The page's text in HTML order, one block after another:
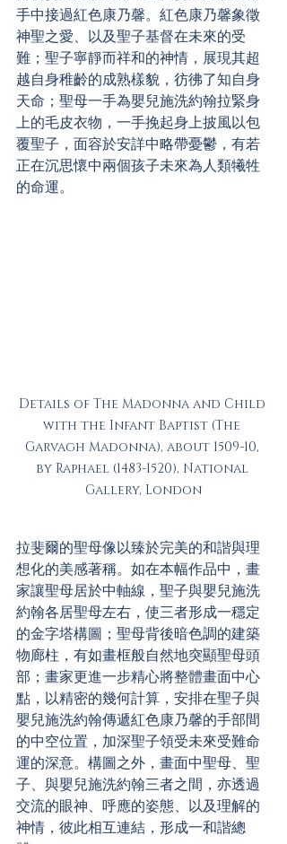
手中接過紅色康乃馨。紅色康乃馨象徵
神聖之愛、以及聖子基督在未來的受
難；聖子寧靜而祥和的神情，展現其超
越自身稚齡的成熟樣貌，彷彿了知自身
天命；聖母一手為嬰兒施洗約翰拉緊身
上的毛皮衣物，一手挽起身上披風以包
覆聖子，面容於安詳中略帶憂鬱，有若
正在沉思懷中兩個孩子未來為人類犧牲
的命運。
Details of The Madonna and Child
with the Infant Baptist (The
Garvagh Madonna), about 1509-10,
by Raphael (1483-1520), National
Gallery, London
拉斐爾的聖母像以臻於完美的和諧與理
想化的美感著稱。如在本幅作品中，畫
家讓聖母居於中軸線，聖子與嬰兒施洗
約翰各居聖母左右，使三者形成一穩定
的金字塔構圖；聖母背後暗色調的建築
物廊柱，有如畫框般自然地突顯聖母頭
部；畫家更進一步精心將整體畫面中心
點，以精密的幾何計算，安排在聖子與
嬰兒施洗約翰傳遞紅色康乃馨的手部間
的中空位置，加深聖子領受未來受難命
運的深意。構圖之外，畫面中聖母、聖
子、與嬰兒施洗約翰三者之間，亦透過
交流的眼神、呼應的姿態、以及理解的
神情，彼此相互連結，形成一和諧總